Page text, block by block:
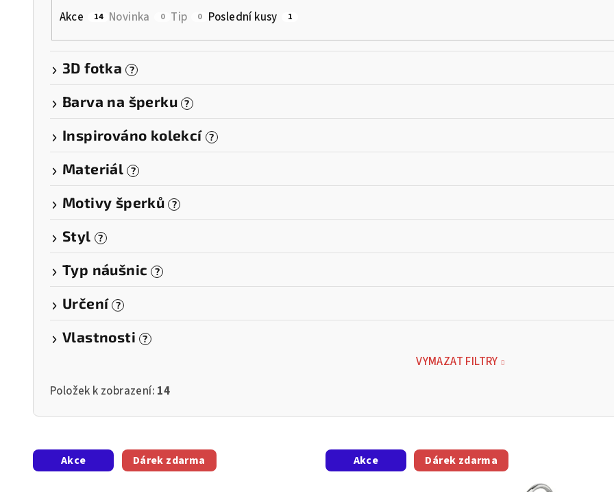
Akce 14 Novinka 0 Tip 0 Poslední kusy 1
3D fotka ?
Barva na šperku ?
Inspirováno kolekcí ?
Materiál ?
Motivy šperků ?
Styl ?
Typ náušnic ?
Určení ?
Vlastnosti ?
VYMAZAT FILTRY
Položek k zobrazení: 14
V
ý
Akce Dárek zdarma Akce Dárek zdarma